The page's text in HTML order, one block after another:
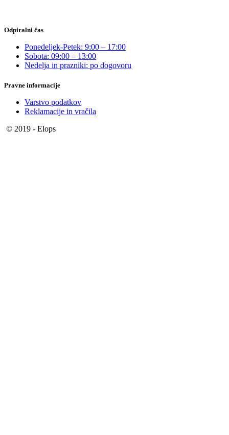
Odpiralni čas
Ponedeljek-Petek: 9:00 – 17:00
Sobota: 09:00 – 13:00
Nedelja in prazniki: po dogovoru
Pravne informacije
Varstvo podatkov
Reklamacije in vračila
© 2019 - Elops